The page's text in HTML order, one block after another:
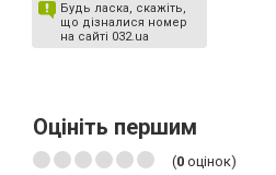
Будь ласка, скажіть,
що дізналися номер
на сайті 032.ua
Оцініть першим
(0 оцінок)